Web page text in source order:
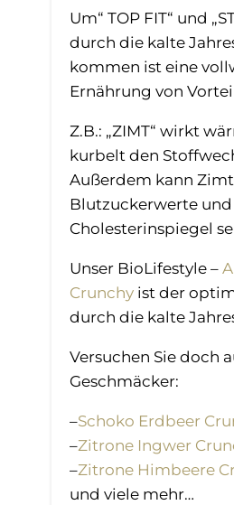
Um“ TOP FIT“ und
durch die kalte
kommen ist eine
Ernährung von
Z.B.: „ZIMT“ wirkt
kurbelt den
Außerdem kann
Blutzuckerwerte
Cholesterinspiegel
Unser BioLifestyle –
Crunchyist der
durch die kalte
Versuchen Sie doch
Geschmäcker:
–Schoko Erdbeer
–Zitrone Ingwer
–Zitrone Himbeere
und viele mehr…